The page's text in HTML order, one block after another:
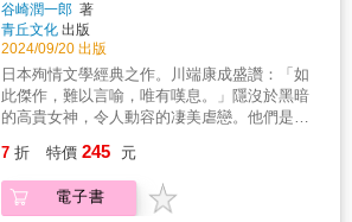
福以優美雋永的筆法，引領讀者全新體會紫式
部筆下哀婉動人的長篇故事！✽日本古典文學
的巔峰巨著，歷經千年啟發無數文學創作的靈
感源頭，亦是理解日本文化底蘊不可錯過的名
作！✽一套六冊令人驚豔的封面組圖巧思，由
書法名家杜忠誥題字，設計師謝佳穎操刀，以
值！✽特贈限量精美桌屏，領略平安時代貴族
遊藝之美。
起伏，以及最終繁華落盡時洞悉人性和生命意
義的透澈。作者紫式部以女性細膩纏綿的行
文，融合近八百首和歌，靈動刻劃人物的內心
情感、女性對命運和地位的掙扎、物哀的宿世
思想、人性的複雜深沉和貴族文化的日常剪
影，展現了一幅千年前精彩的浮世畫卷，開創
絢爛至極又清雅哀婉的日本文學風格。許多藝
感，不僅影響了夏目漱石、川端康成、宮崎駿
等各領域的創作者，也為平安時代留下濃重墨
谷崎潤一郎 著
青丘文化 出版
2024/09/20 出版
日本殉情文學經典之作。川端康成盛讚：「如
此傑作，難以言喻，唯有嘆息。」隱沒於黑暗
的高貴女神，令人動容的凄美虐戀。他們是師
所愛。本書特色：小開本大字精裝輕量版，適
合睡前閱讀的枕邊書；32頁全彩特輯「谷崎潤
一郎文學 &《春琴抄》」；獨家收錄〈春琴抄
7 折 特價 245 元
電子書